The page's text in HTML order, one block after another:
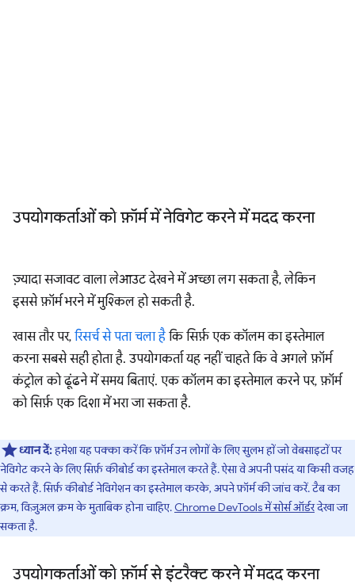
उपयोगकर्ताओं को फ़ॉर्म में नेविगेट करने में मदद करना
ज़्यादा सजावट वाला लेआउट देखने में अच्छा लग सकता है, लेकिन
इससे फ़ॉर्म भरने में मुश्किल हो सकती है.
खास तौर पर, रिसर्च से पता चला है कि सिर्फ़ एक कॉलम का इस्तेमाल
करना सबसे सही होता है. उपयोगकर्ता यह नहीं चाहते कि वे अगले फ़ॉर्म
कंट्रोल को ढूंढने में समय बिताएं. एक कॉलम का इस्तेमाल करने पर, फ़ॉर्म
को सिर्फ़ एक दिशा में भरा जा सकता है.
ध्यान दें:हमेशा यह पक्का करें कि फ़ॉर्म उन लोगों के लिए सुलभ हों जो वेबसाइटों पर
नेविगेट करने के लिए सिर्फ़ कीबोर्ड का इस्तेमाल करते हैं. ऐसा वे अपनी पसंद या किसी वजह
से करते हैं. सिर्फ़ कीबोर्ड नेविगेशन का इस्तेमाल करके, अपने फ़ॉर्म की जांच करें. टैब का
क्रम, विज़ुअल क्रम के मुताबिक होना चाहिए. Chrome DevTools में सोर्स ऑर्डरदेखा जा
सकता है.
उपयोगकर्ताओं को फ़ॉर्म से इंटरैक्ट करने में मदद करना